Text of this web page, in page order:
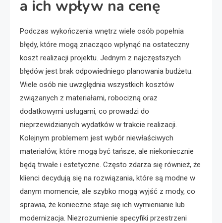
a ich wpływ na cenę
Podczas wykończenia wnętrz wiele osób popełnia
błędy, które mogą znacząco wpłynąć na ostateczny
koszt realizacji projektu. Jednym z najczęstszych
błędów jest brak odpowiedniego planowania budżetu.
Wiele osób nie uwzględnia wszystkich kosztów
związanych z materiałami, robocizną oraz
dodatkowymi usługami, co prowadzi do
nieprzewidzianych wydatków w trakcie realizacji.
Kolejnym problemem jest wybór niewłaściwych
materiałów, które mogą być tańsze, ale niekoniecznie
będą trwałe i estetyczne. Często zdarza się również, że
klienci decydują się na rozwiązania, które są modne w
danym momencie, ale szybko mogą wyjść z mody, co
sprawia, że konieczne staje się ich wymienianie lub
modernizacja. Niezrozumienie specyfiki przestrzeni